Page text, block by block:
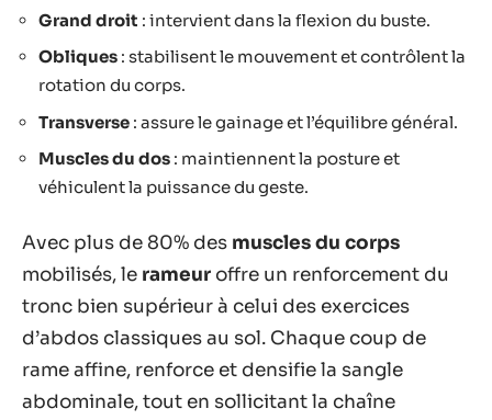
Grand droit : intervient dans la flexion du buste.
Obliques : stabilisent le mouvement et contrôlent la
rotation du corps.
Transverse : assure le gainage et l’équilibre général.
Muscles du dos : maintiennent la posture et
véhiculent la puissance du geste.
Avec plus de 80% des muscles du corps
mobilisés, le rameur offre un renforcement du
tronc bien supérieur à celui des exercices
d’abdos classiques au sol. Chaque coup de
rame affine, renforce et densifie la sangle
abdominale, tout en sollicitant la chaîne